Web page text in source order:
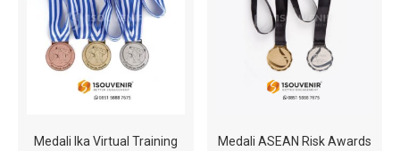
Medali Ika Virtual Training
Medali ASEAN Risk Awards